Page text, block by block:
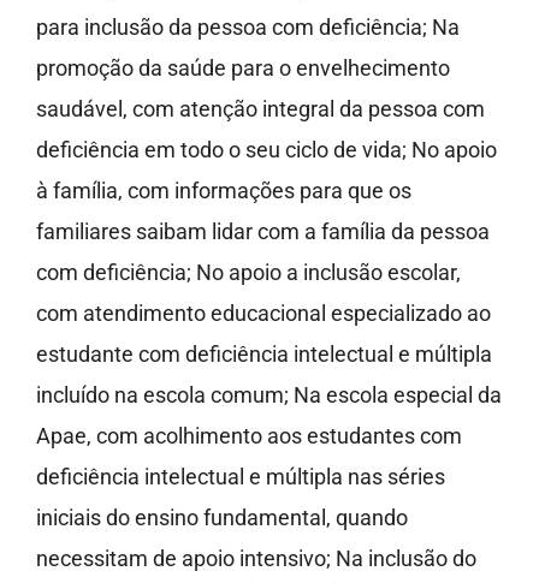
para inclusão da pessoa com deficiência; Na
promoção da saúde para o envelhecimento
saudável, com atenção integral da pessoa com
deficiência em todo o seu ciclo de vida; No apoio
à família, com informações para que os
familiares saibam lidar com a família da pessoa
com deficiência; No apoio a inclusão escolar,
com atendimento educacional especializado ao
estudante com deficiência intelectual e múltipla
incluído na escola comum; Na escola especial da
Apae, com acolhimento aos estudantes com
deficiência intelectual e múltipla nas séries
iniciais do ensino fundamental, quando
necessitam de apoio intensivo; Na inclusão do